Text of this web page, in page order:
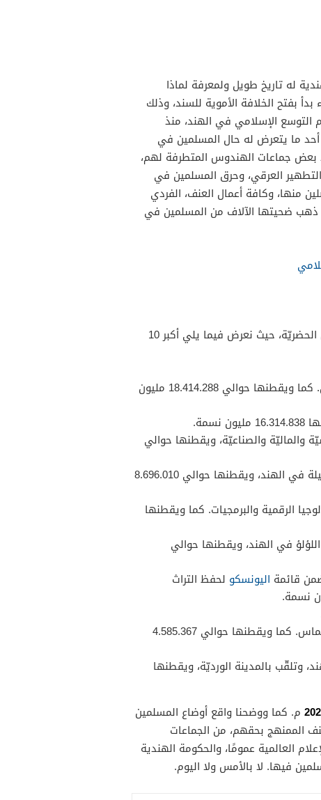
له تاريخ طويل ولمعرفة لماذا
بفتح الخلافة الأموية للسند، وذلك
التوسع الإسلامي في الهند، منذ
ما يتعرض له حال المسلمين في
بعض جماعات الهندوس المتطرفة لهم،
العرقي، وحرق المسلمين في
منها، وكافة أعمال العنف، الفردي
ذهب ضحيتها الآلاف من المسلمين في
يتوزّع أغلب سكان الهند في 28 ولاية، وفي المناطق الحضريّة، حيث نعرض فيما يلي أكبر 10
وهي أكبر مدن الهند كثافةً بالسكان. كما ويقطنها حوالي 18.414.288 مليون
والماليّة والصناعيّة، ويقطنها حوالي
وهي مدينة السياحة والصناعات الثقيلة في الهند، ويقطنها حوالي 8.696.010
الرقمية والبرمجيات. كما ويقطنها
في الهند، ويقطنها حوالي
قائمة اليونسكو لحفظ التراث
وهي مدينة صناعية تشتهر بصقل الألماس. كما ويقطنها حوالي 4.585.367
بالمدينة الورديّة، ويقطنها
م. كما ووضحنا واقع أوضاع المسلمين
الممنهج بحقهم، من الجماعات
العالمية عمومًا، والحكومة الهندية
فيها. لا بالأمس ولا اليوم.